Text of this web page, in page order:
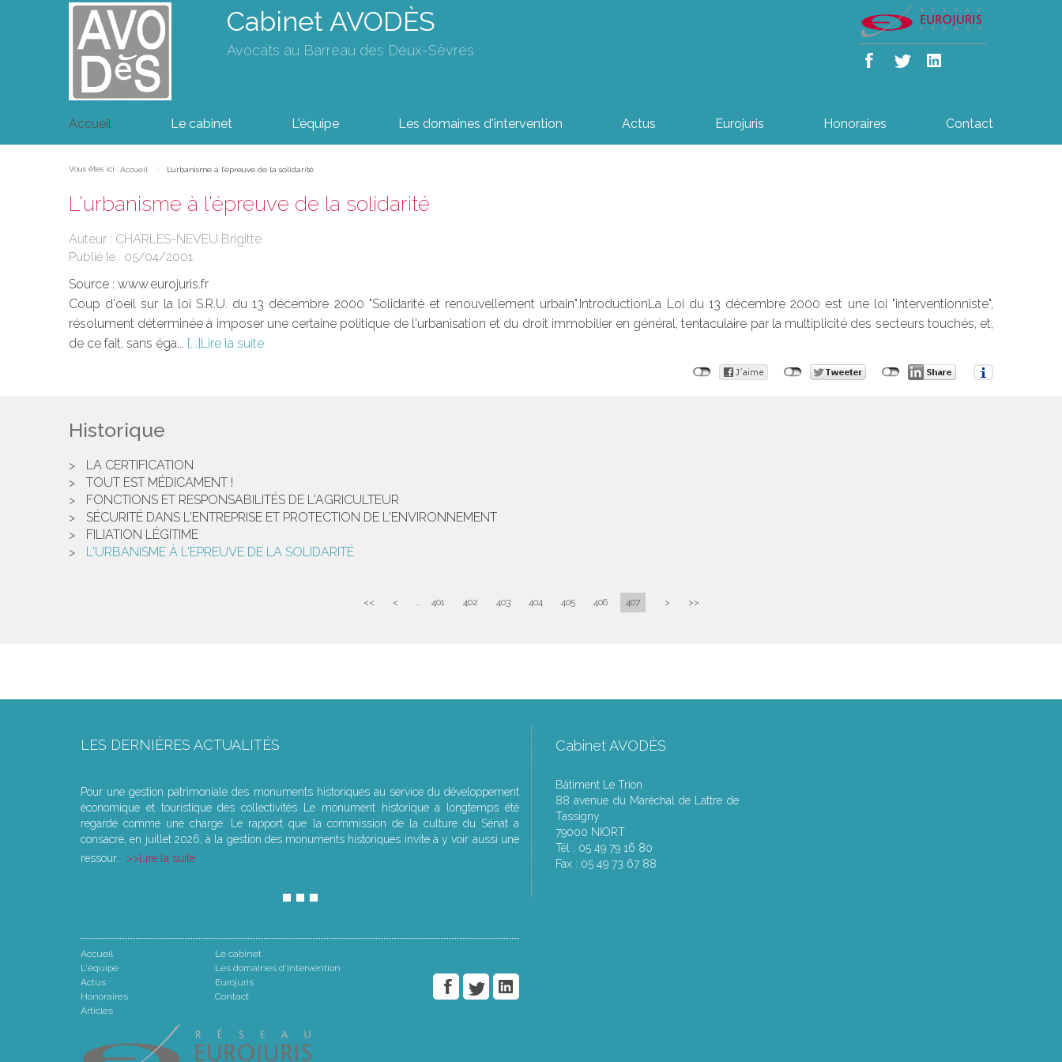
Cabinet AVODÈS
Avocats au Barreau des Deux-Sèvres
Accueil Le cabinet L'équipe Les domaines d'intervention Actus Eurojuris Honoraires Contact
Vous êtes ici : Accueil L'urbanisme à l'épreuve de la solidarité
L'urbanisme à l'épreuve de la solidarité
Auteur : CHARLES-NEVEU Brigitte
Publié le : 05/04/2001
Source : www.eurojuris.fr
Coup d'oeil sur la loi S.R.U. du 13 décembre 2000 "Solidarité et renouvellement urbain".IntroductionLa Loi du 13 décembre 2000 est une loi "interventionniste",
résolument déterminée à imposer une certaine politique de l'urbanisation et du droit immobilier en général, tentaculaire par la multiplicité des secteurs touchés, et,
de ce fait, sans éga...
Lire la suite
Historique
LA CERTIFICATION
TOUT EST MÉDICAMENT !
FONCTIONS ET RESPONSABILITÉS DE L'AGRICULTEUR
SÉCURITÉ DANS L'ENTREPRISE ET PROTECTION DE L'ENVIRONNEMENT
FILIATION LÉGITIME
L'URBANISME À L'ÉPREUVE DE LA SOLIDARITÉ
<< < ... 401 402 403 404 405 406 407 > >>
LES DERNIÈRES ACTUALITÉS
Pour une gestion patrimoniale des monuments historiques au service du développement
économique et touristique des collectivités Le monument historique a longtemps été
regardé comme une charge. Le rapport que la commission de la culture du Sénat a
consacré, en juillet 2026, à la gestion des monuments historiques invite à y voir aussi une
ressour...
Lire la suite
Accueil
Le cabinet
L'équipe
Les domaines d'intervention
Actus
Eurojuris
Honoraires
Contact
Articles
Cabinet AVODÈS
Bâtiment Le Trion
88 avenue du Maréchal de Lattre de
Tassigny
79000 NIORT
Tél : 05 49 79 16 80
Fax : 05 49 73 67 88